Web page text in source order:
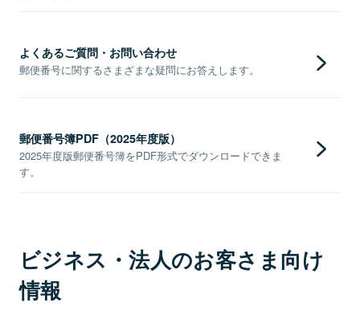
よくあるご質問・お問い合わせ
郵便番号に関するさまざまな疑問にお答えします。
郵便番号簿PDF（2025年度版）
2025年度版郵便番号簿をPDF形式でダウンロードできま
す。
ビジネス・法人のお客さま向け
情報